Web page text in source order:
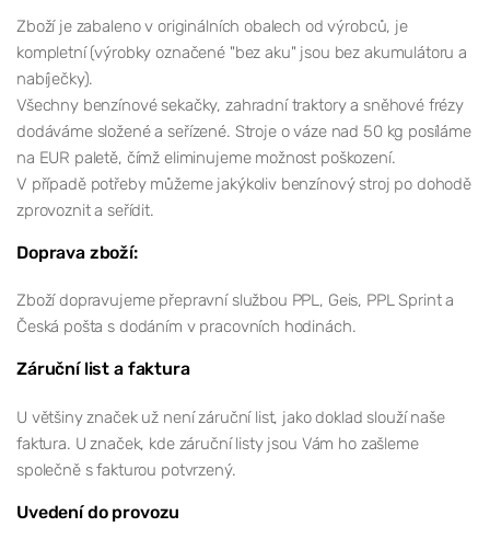
Zboží je zabaleno v originálních obalech od výrobců, je
kompletní (výrobky označené "bez aku" jsou bez akumulátoru a
nabíječky).
Všechny benzínové sekačky, zahradní traktory a sněhové frézy
dodáváme složené a seřízené. Stroje o váze nad 50 kg posíláme
na EUR paletě, čímž eliminujeme možnost poškození.
V případě potřeby můžeme jakýkoliv benzínový stroj po dohodě
zprovoznit a seřídit.
Doprava zboží:
Zboží dopravujeme přepravní službou PPL, Geis, PPL Sprint a
Česká pošta s dodáním v pracovních hodinách.
Záruční list a faktura
U většiny značek už není záruční list, jako doklad slouží naše
faktura. U značek, kde záruční listy jsou Vám ho zašleme
společně s fakturou potvrzený.
Uvedení do provozu